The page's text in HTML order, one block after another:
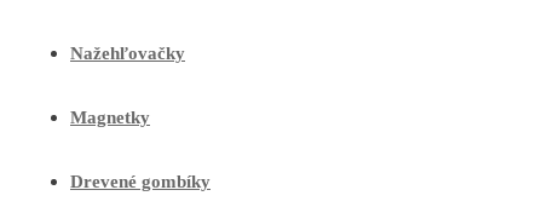
Nažehľovačky
Magnetky
Drevené gombíky